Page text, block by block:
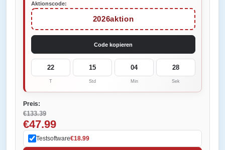
Aktionscode:
2026aktion
Code kopieren
22
T
15
Std
04
Min
28
Sek
Preis:
€133.39
€47.99
Testsoftware€18.99